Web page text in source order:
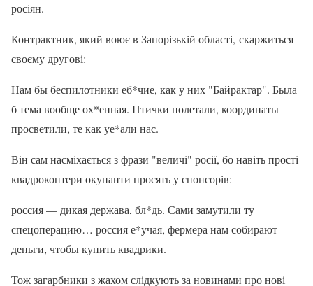
росіян.
Контрактник, який воює в Запорізькій області, скаржиться
своєму другові:
Нам бы беспилотники еб*чие, как у них "Байрактар". Была
б тема вообще ох*енная. Птички полетали, координаты
просветили, те как уе*али нас.
Він сам насміхається з фрази "величі" росії, бо навіть прості
квадрокоптери окупанти просять у спонсорів:
россия — дикая держава, бл*дь. Сами замутили ту
спецоперацию… россия е*учая, фермера нам собирают
деньги, чтобы купить квадрики.
Тож загарбники з жахом слідкують за новинами про нові